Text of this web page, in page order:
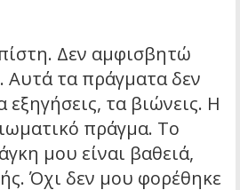
Δεν αμφισβητώ
Αυτά τα πράγματα δεν
τα βιώνεις. Η
πράγμα. Το
μου είναι βαθειά,
Όχι δεν μου φορέθηκε